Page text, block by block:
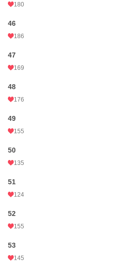
180
46
186
47
169
48
176
49
155
50
135
51
124
52
155
53
145